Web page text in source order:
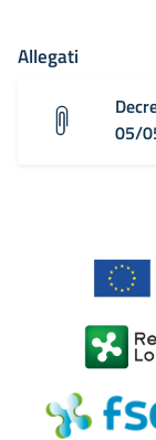
Allegati
05/